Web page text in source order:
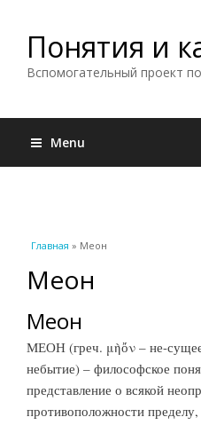
Понятия и
Вспомогательный проект
Menu
Вы здесь
Главная » Меон
Меон
Меон
МЕОН (греч. μὴὄν – не-
небытие) – философское
представление о всякой
противоположности